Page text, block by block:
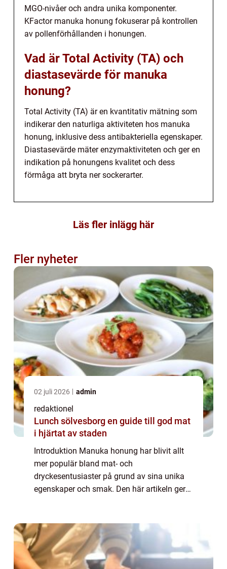
MGO-nivåer och andra unika komponenter.
KFactor manuka honung fokuserar på kontrollen
av pollenförhållanden i honungen.
Vad är Total Activity (TA) och
diastasevärde för manuka
honung?
Total Activity (TA) är en kvantitativ mätning som
indikerar den naturliga aktiviteten hos manuka
honung, inklusive dess antibakteriella egenskaper.
Diastasevärde mäter enzymaktiviteten och ger en
indikation på honungens kvalitet och dess
förmåga att bryta ner sockerarter.
Läs fler inlägg här
Fler nyheter
02 juli 2026 admin
redaktionel
Lunch sölvesborg en guide till god mat
i hjärtat av staden
Introduktion Manuka honung har blivit allt
mer populär bland mat- och
dryckesentusiaster på grund av sina unika
egenskaper och smak. Den här artikeln ger
eftertraktat. V...